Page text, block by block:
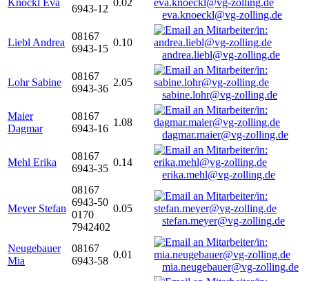
Knöckl Eva
6943-12
0.02
eva.knoeckl@vg-zolling.de
Liebl Andrea
08167
6943-15
0.10
andrea.liebl@vg-zolling.de
Lohr Sabine
08167
6943-36
2.05
sabine.lohr@vg-zolling.de
Maier
Dagmar
08167
6943-16
1.08
dagmar.maier@vg-zolling.de
Mehl Erika
08167
6943-35
0.14
erika.mehl@vg-zolling.de
Meyer Stefan
08167
6943-50
0170
7942402
0.05
stefan.meyer@vg-zolling.de
Neugebauer
Mia
08167
6943-58
0.01
mia.neugebauer@vg-zolling.de